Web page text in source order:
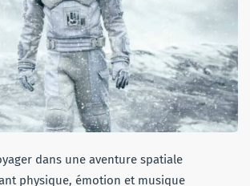
dans une aventure spatiale
physique, émotion et musique